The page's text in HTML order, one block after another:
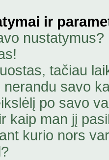
ir
nustatymus?
tačiau
savo
po savo
kaip man jį
kurio nors